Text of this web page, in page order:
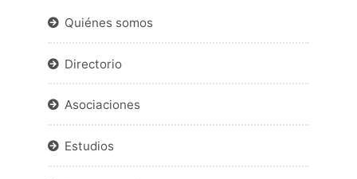
Quiénes somos
Directorio
Asociaciones
Estudios